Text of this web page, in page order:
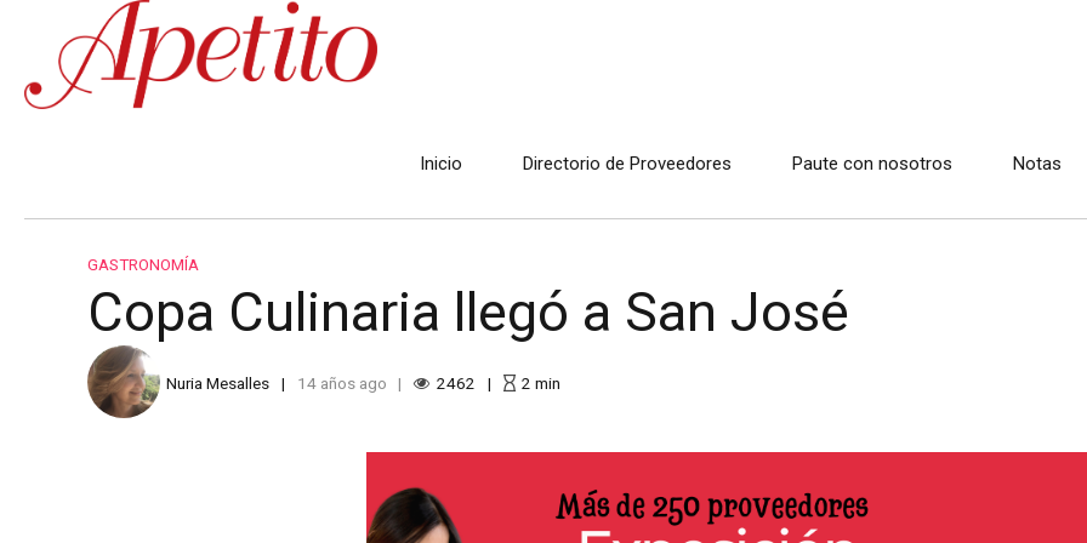
Inicio Directorio de Proveedores Paute con nosotros Notas
GASTRONOMÍA
Copa Culinaria llegó a San José
Nuria Mesalles 14 años ago 2462 2 min